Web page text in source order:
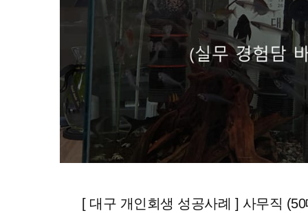
[ 대구 개인회생 성공사례 ] 사무직